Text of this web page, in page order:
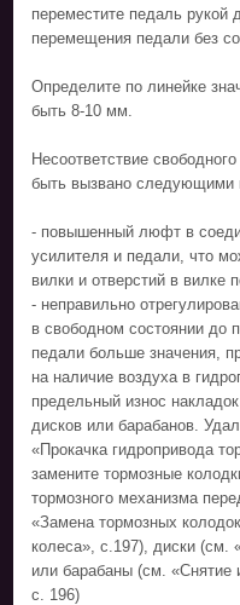
переместите педаль рукой
перемещения педали без
Определите по линейке
быть 8-10 мм.
Несоответствие
быть вызвано следующими
- повышенный люфт в
усилителя и педали, что
вилки и отверстий в вилке
- неправильно
в свободном состоянии до
педали больше значения,
на наличие воздуха в
предельный износ
дисков или барабанов.
«Прокачка гидропривода
замените тормозные
тормозного механизма
«Замена тормозных
колеса», с.197), диски (см.
или барабаны (см. «Снятие
с. 196)